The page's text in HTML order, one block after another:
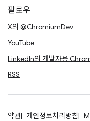
팔로우
X의 @ChromiumDev
YouTube
LinkedIn의 개발자용
RSS
약관 개인정보처리방침